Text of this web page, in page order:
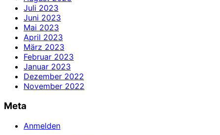
Juli 2023
Juni 2023
Mai 2023
April 2023
März 2023
Februar 2023
Januar 2023
Dezember 2022
November 2022
Meta
Anmelden